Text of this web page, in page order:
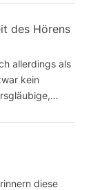
des Hörens
allerdings als
kein
diese